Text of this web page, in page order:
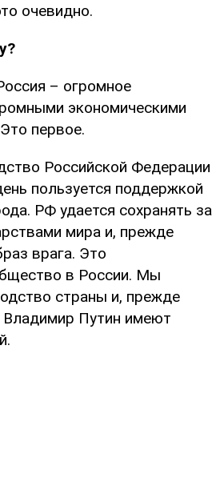
очевидно.
– огромное
экономическими
первое.
Российской Федерации
пользуется поддержкой
РФ удается сохранять за
мира и, прежде
врага. Это
в России. Мы
страны и, прежде
Владимир Путин имеют